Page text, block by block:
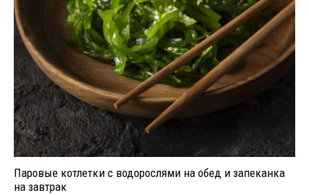
Паровые котлетки с водорослями на обед и запеканка
на завтрак